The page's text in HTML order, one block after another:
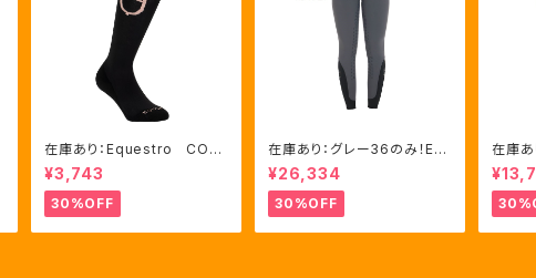
在庫あり：Equestro CON
TRASTING LOGO ソック
ス 2色（ETU00019）
¥3,743
30%OFF
在庫あり：グレー36のみ！Eq
uestro Women's Aria
キュロット FULLグリップ（E
T06750）
¥26,334
30%OFF
在庫
en's
トジッ
ブル